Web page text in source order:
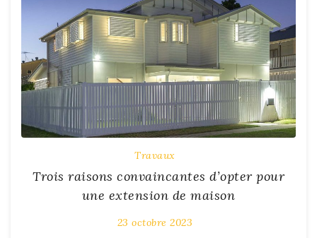
Travaux
Trois raisons convaincantes d’opter pour
une extension de maison
23 octobre 2023